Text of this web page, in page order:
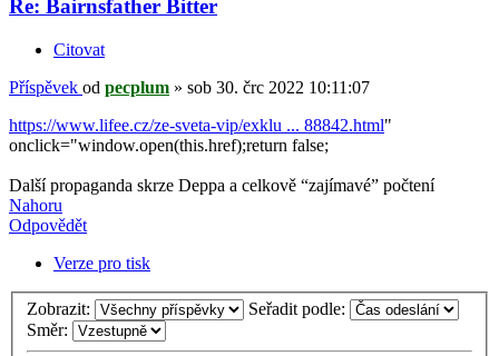
Re: Bairnsfather Bitter
Citovat
Příspěvek od pecplum » sob 30. črc 2022 10:11:07
https://www.lifee.cz/ze-sveta-vip/exklu ... 88842.html"
onclick="window.open(this.href);return false;
Další propaganda skrze Deppa a celkově “zajímavé” počtení
Nahoru
Odpovědět
Verze pro tisk
Zobrazit:
Seřadit podle:
Směr: